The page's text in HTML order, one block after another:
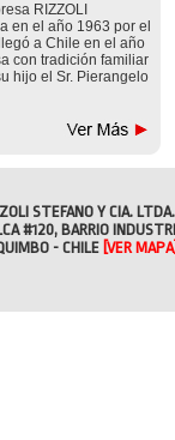
RIZZOLI
en el año 1963 por el
a Chile en el año
con tradición familiar
hijo el Sr. Pierangelo
STEFANO Y CIA. LTDA.
#120, BARRIO
- CHILE [VER